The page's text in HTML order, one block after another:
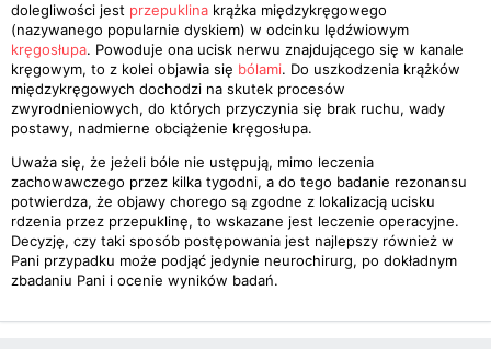
dolegliwości jest przepuklina krążka międzykręgowego
(nazywanego popularnie dyskiem) w odcinku lędźwiowym
kręgosłupa. Powoduje ona ucisk nerwu znajdującego się w kanale
kręgowym, to z kolei objawia się bólami. Do uszkodzenia krążków
międzykręgowych dochodzi na skutek procesów
zwyrodnieniowych, do których przyczynia się brak ruchu, wady
postawy, nadmierne obciążenie kręgosłupa.
Uważa się, że jeżeli bóle nie ustępują, mimo leczenia
zachowawczego przez kilka tygodni, a do tego badanie rezonansu
potwierdza, że objawy chorego są zgodne z lokalizacją ucisku
rdzenia przez przepuklinę, to wskazane jest leczenie operacyjne.
Decyzję, czy taki sposób postępowania jest najlepszy również w
Pani przypadku może podjąć jedynie neurochirurg, po dokładnym
zbadaniu Pani i ocenie wyników badań.